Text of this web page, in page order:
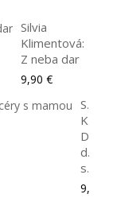
Silvia
Klimentová:
Z neba dar
9,90 €
Silvia
Duetá
dcéry
s...
9,90 €